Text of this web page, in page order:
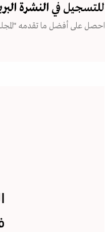
للتسجيل في النشرة
احصل على أفضل ما تقدمه